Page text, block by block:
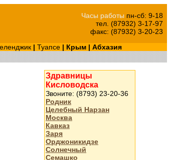
Часы работы пн-сб: 9-18
тел. (87932) 3-17-97
факс: (87932) 3-20-23
| Туапсе| Крым| Абхазия
Здравницы
Кисловодска
Звоните: (8793) 23-20-36
Родник
Целебный Нарзан
Москва
Кавказ
Заря
Орджоникидзе
Солнечный
Семашко